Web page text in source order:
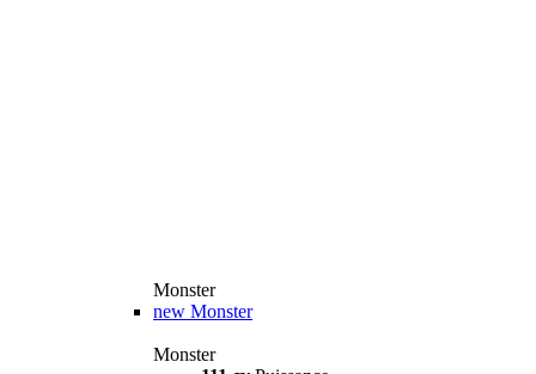
Monster
new Monster
Monster